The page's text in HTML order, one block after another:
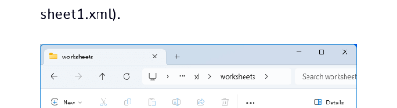
sheet1.xml).